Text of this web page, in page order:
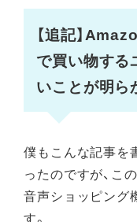
【追記】
で買い物する
いことが明ら
僕もこんな記事を
ったのですが、こ
音声ショッピング
す。